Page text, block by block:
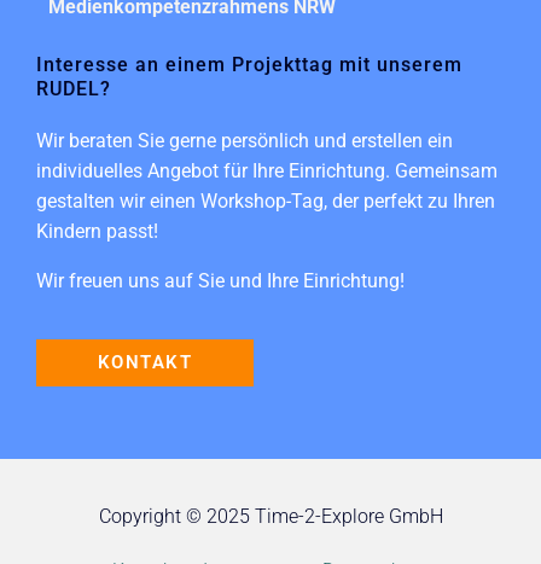
Medienkompetenzrahmens NRW
Interesse an einem Projekttag mit unserem
RUDEL?
Wir beraten Sie gerne persönlich und erstellen ein
individuelles Angebot für Ihre Einrichtung. Gemeinsam
gestalten wir einen Workshop-Tag, der perfekt zu Ihren
Kindern passt!
Wir freuen uns auf Sie und Ihre Einrichtung!
KONTAKT
Copyright © 2025 Time-2-Explore GmbH